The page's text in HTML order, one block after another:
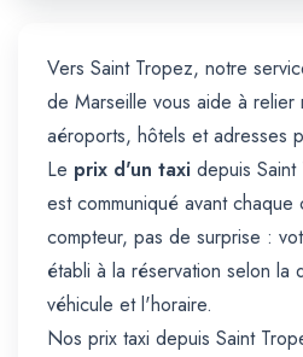
Vers Saint Tropez, notre
de Marseille vous aide à relier
aéroports, hôtels et adresses
Le prix d'un taxi depuis Saint
est communiqué avant
compteur, pas de surprise :
établi à la réservation selon la
véhicule et l'horaire.
Nos prix taxi depuis Saint